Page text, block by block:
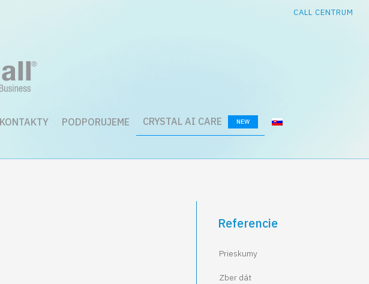
CALL CENTRUM
KONTAKTY PODPORUJEME CRYSTAL AI CARE NEW
Referencie
Prieskumy
Zber dát